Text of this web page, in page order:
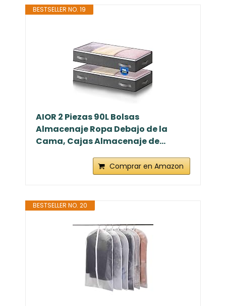
BESTSELLER NO. 19
AIOR 2 Piezas 90L Bolsas
Almacenaje Ropa Debajo de la
Cama, Cajas Almacenaje de...
Comprar en Amazon
BESTSELLER NO. 20